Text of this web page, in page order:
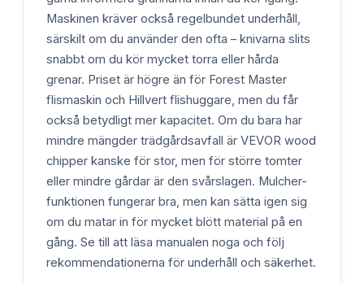
Maskinen kräver också regelbundet underhåll,
särskilt om du använder den ofta – knivarna slits
snabbt om du kör mycket torra eller hårda
grenar. Priset är högre än för Forest Master
flismaskin och Hillvert flishuggare, men du får
också betydligt mer kapacitet. Om du bara har
mindre mängder trädgårdsavfall är VEVOR wood
chipper kanske för stor, men för större tomter
eller mindre gårdar är den svårslagen. Mulcher-
funktionen fungerar bra, men kan sätta igen sig
om du matar in för mycket blött material på en
gång. Se till att läsa manualen noga och följ
rekommendationerna för underhåll och säkerhet.